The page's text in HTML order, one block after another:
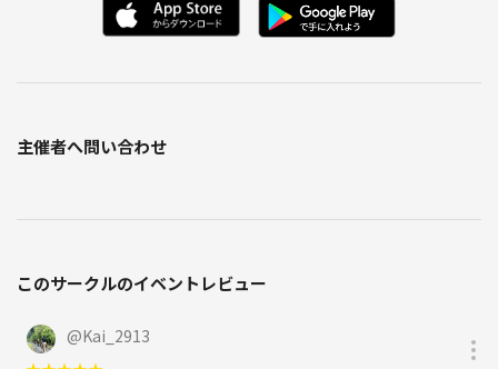
- インサイダーゲーム
- インサイダーゲームブラック
- カタカナーシ
- トランプ
- 薮の中
- キュウリ
- コヨーテ
- ニムト
主催者へ問い合わせ
このサークルのイベントレビュー
@Kai_2913